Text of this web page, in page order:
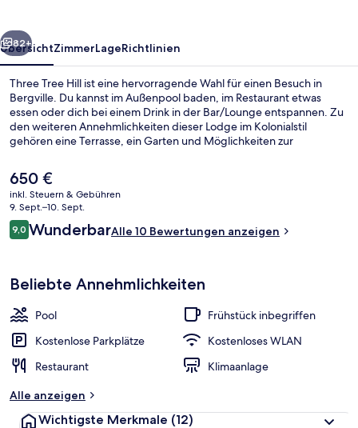
Weiter
82+
ÜbersichtZimmerLageRichtlinien
Three Tree Hill ist eine hervorragende Wahl für einen Besuch in
Bergville. Du kannst im Außenpool baden, im Restaurant etwas
essen oder dich bei einem Drink in der Bar/Lounge entspannen. Zu
den weiteren Annehmlichkeiten dieser Lodge im Kolonialstil
gehören eine Terrasse, ein Garten und Möglichkeiten zur
Der
aktuelle
Preis
beträgt
650 €.
650 €
inkl. Steuern & Gebühren
9. Sept.–10. Sept.
Bewertungen
9,09,0 von 10.
WunderbarAlle 10 Bewertungen anzeigen
Beliebte Annehmlichkeiten
Pool
Frühstück inbegriffen
Kostenlose Parkplätze
Kostenloses WLAN
Restaurant
Klimaanlage
Alle anzeigen
Wichtigste Merkmale (12)